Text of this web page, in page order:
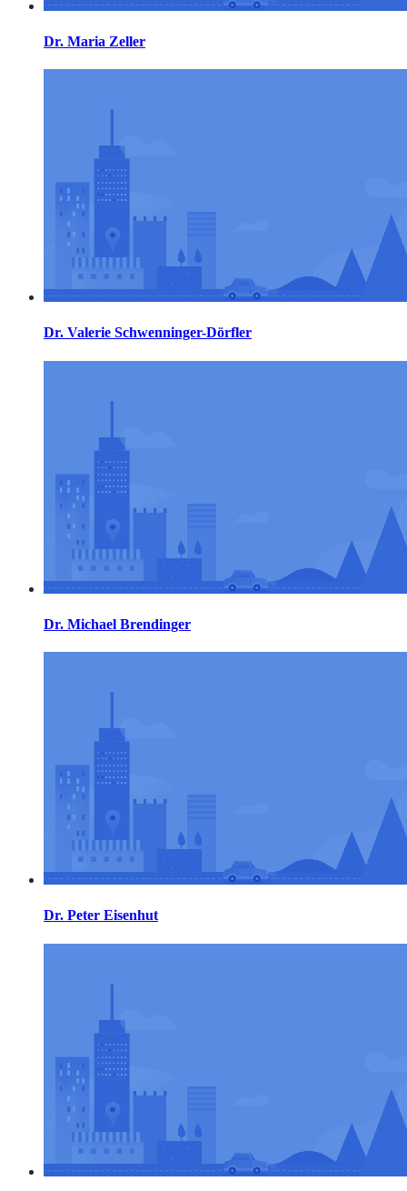
Dr. Maria Zeller
Dr. Valerie Schwenninger-Dörfler
Dr. Michael Brendinger
Dr. Peter Eisenhut